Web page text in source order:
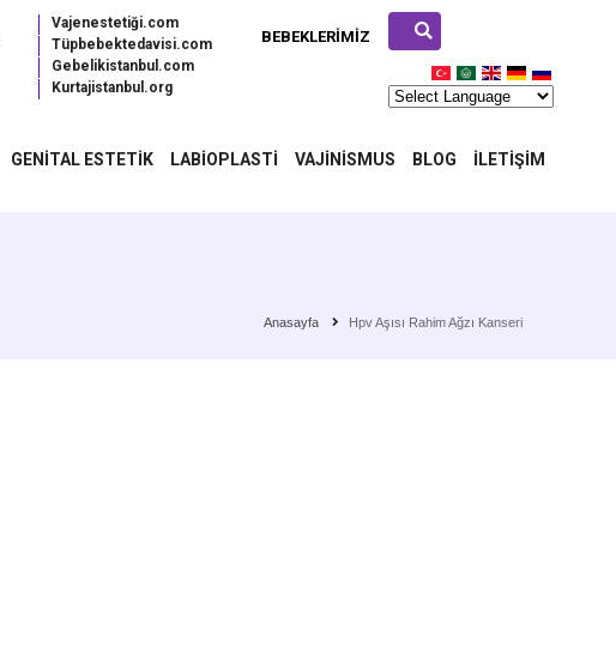
BEBEKLERIMIZ
Vajenestetiği.com
Tüpbebektedavisi.com
Gebelikistanbul.com
Kurtajistanbul.org
GENITAL ESTETIK LABIOPLASTI VAJINISMUS BLOG İLETIŞIM
Anasayfa Hpv Aşısı Rahim Ağzı Kanseri